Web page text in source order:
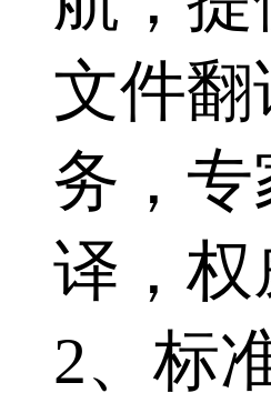
文件翻
务，专
译，权
2、标